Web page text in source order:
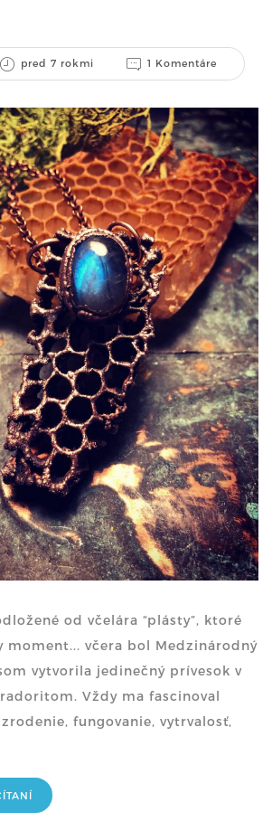
pred 7 rokmi 1 Komentáre
od včelára “plásty”, ktoré
moment... včera bol Medzinárodný
vytvorila jedinečný prívesok v
Vždy ma fascinoval
fungovanie, vytrvalosť,